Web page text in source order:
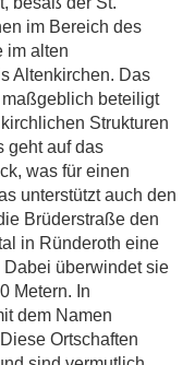
im Bereich des
im alten
Altenkirchen. Das
beteiligt
Strukturen
geht auf das
was für einen
unterstützt auch den
Brüderstraße den
in Ründeroth eine
Dabei überwindet sie
Metern. In
dem Namen
Ortschaften